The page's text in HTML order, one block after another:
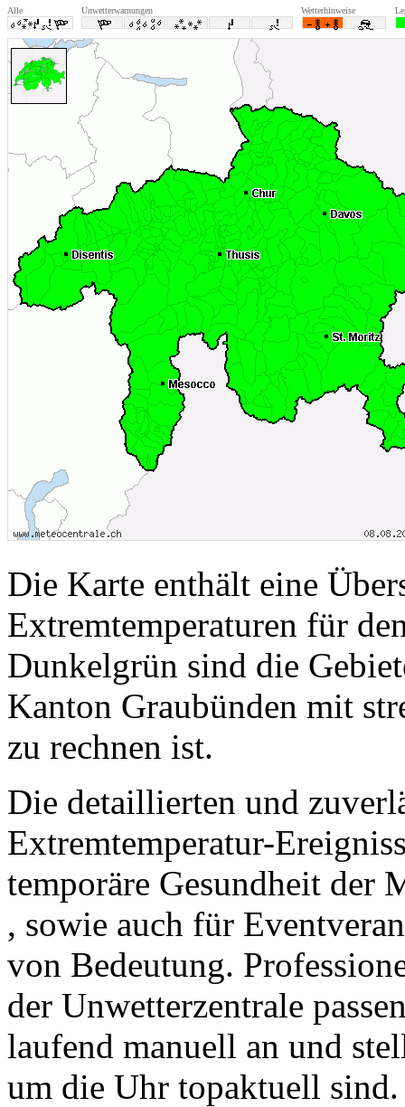
Alle Unwetterwarnungen Wetterhinweise
Die Karte enthält eine
Extremtemperaturen für
Dunkelgrün sind die
Kanton Graubünden mit
zu rechnen ist.
Die detaillierten und
Extremtemperatur-
temporäre Gesundheit der
, sowie auch für
von Bedeutung.
der Unwetterzentrale
laufend manuell an und
um die Uhr topaktuell sind.